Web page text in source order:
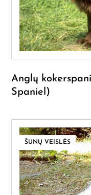
Anglų
Spaniel)
ŠUNŲ VEISLĖS